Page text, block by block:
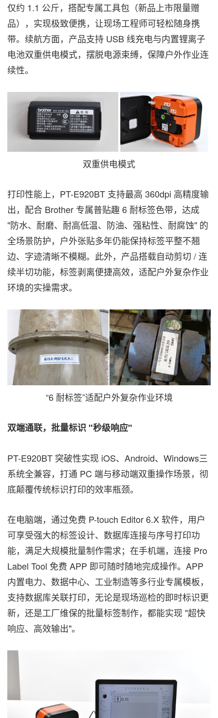
仅约 1.1 公斤，搭配专属工具包（新品上市限量赠
品），实现极致便携，让现场工程师可轻松随身携
带。续航方面，产品支持 USB 线充电与内置锂离子
电池双重供电模式，摆脱电源束缚，保障户外作业连
续性。
双重供电模式
打印性能上，PT-E920BT 支持最高 360dpi 高精度输
出，配合 Brother 专属普贴趣 6 耐标签色带，达成
"防水、耐磨、耐高低温、防油、强粘性、耐腐蚀" 的
全场景防护，户外张贴多年仍能保持标签平整不翘
边、字迹清晰不模糊。此外，产品搭载自动剪切 / 连
续半切功能，标签剥离便捷高效，适配户外复杂作业
环境的实操需求。
“6 耐标签”适配户外复杂作业环境
双端通联，批量标识 "秒级响应"
PT-E920BT 突破性实现 iOS、Android、Windows三
系统全兼容，打通 PC 端与移动端双重操作场景，彻
底颠覆传统标识打印的效率瓶颈。
在电脑端，通过免费 P-touch Editor 6.X 软件，用户
可享受强大的标签设计、数据库连接与序号打印功
能，满足大规模批量制作需求；在手机端，连接 Pro
Label Tool 免费 APP 即可随时随地完成操作。APP
内置电力、数据中心、工业制造等多行业专属模板，
支持数据库关联打印，无论是现场巡检的即时标识更
新，还是工厂维保的批量标签制作，都能实现 "超快
响应、高效输出"。